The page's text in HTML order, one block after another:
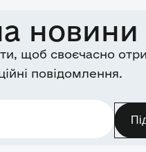
новини
щоб своєчасно
повідомлення.